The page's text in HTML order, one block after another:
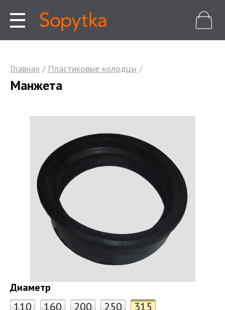
Главная / Пластиковые колодцы /
Манжета
Диаметр
110 160 200 250 315